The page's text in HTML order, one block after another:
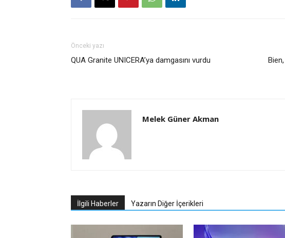
Önceki yazı
QUA Granite UNICERA’ya damgasını vurdu
Melek Güner Akman
İlgili Haberler Yazarın Diğer İçerikleri